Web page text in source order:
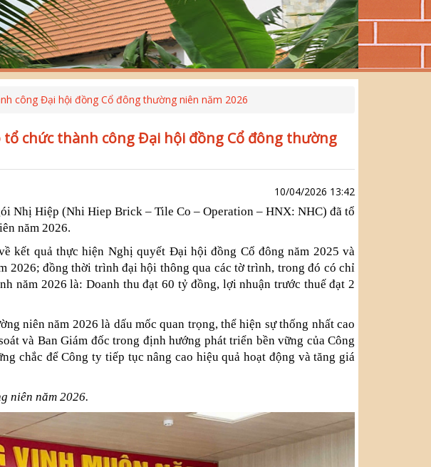
công Đại hội đồng Cổ đông thường niên năm 2026
tổ chức thành công Đại hội đồng Cổ đông thường
10/04/2026 13:42
Hiệp (Nhi Hiep Brick – Tile Co – Operation – HNX: NHC) đã tổ
năm 2026.
quả thực hiện Nghị quyết Đại hội đồng Cổ đông năm 2025 và
2026; đồng thời trình đại hội thông qua các tờ trình, trong đó có chỉ
năm 2026 là: Doanh thu đạt 60 tỷ đồng, lợi nhuận trước thuế đạt 2
năm 2026 là dấu mốc quan trọng, thể hiện sự thống nhất cao
và Ban Giám đốc trong định hướng phát triển bền vững của Công
chắc để Công ty tiếp tục nâng cao hiệu quả hoạt động và tăng giá
niên năm 2026.